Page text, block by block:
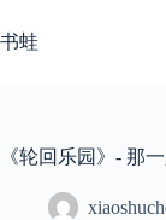
至
书蛙
《轮回乐园》- 那